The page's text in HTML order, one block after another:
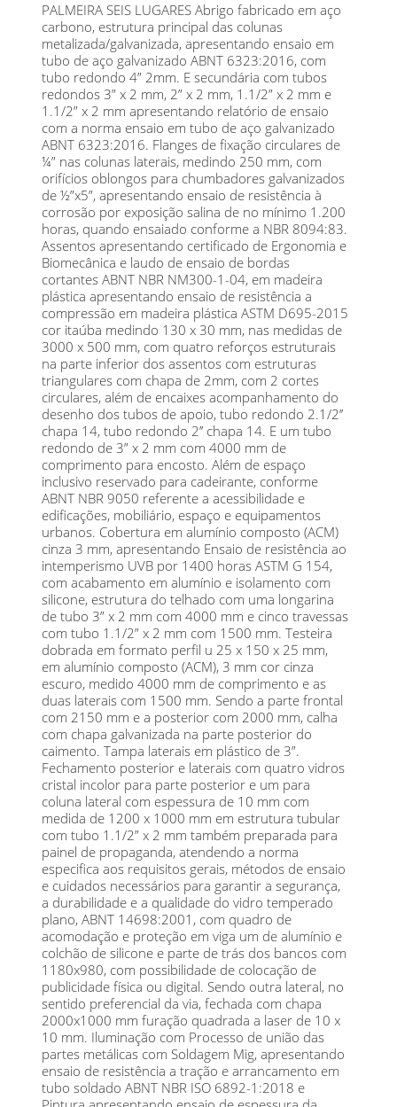
PALMEIRA SEIS LUGARES Abrigo fabricado em aço
carbono, estrutura principal das colunas
metalizada/galvanizada, apresentando ensaio em
tubo de aço galvanizado ABNT 6323:2016, com
tubo redondo 4” 2mm. E secundária com tubos
redondos 3” x 2 mm, 2” x 2 mm, 1.1/2” x 2 mm e
1.1/2” x 2 mm apresentando relatório de ensaio
com a norma ensaio em tubo de aço galvanizado
ABNT 6323:2016. Flanges de fixação circulares de
¼” nas colunas laterais, medindo 250 mm, com
orifícios oblongos para chumbadores galvanizados
de ½”x5”, apresentando ensaio de resistência à
corrosão por exposição salina de no mínimo 1.200
horas, quando ensaiado conforme a NBR 8094:83.
Assentos apresentando certificado de Ergonomia e
Biomecânica e laudo de ensaio de bordas
cortantes ABNT NBR NM300-1-04, em madeira
plástica apresentando ensaio de resistência a
compressão em madeira plástica ASTM D695-2015
cor itaúba medindo 130 x 30 mm, nas medidas de
3000 x 500 mm, com quatro reforços estruturais
na parte inferior dos assentos com estruturas
triangulares com chapa de 2mm, com 2 cortes
circulares, além de encaixes acompanhamento do
desenho dos tubos de apoio, tubo redondo 2.1/2’’
chapa 14, tubo redondo 2’’ chapa 14. E um tubo
redondo de 3” x 2 mm com 4000 mm de
comprimento para encosto. Além de espaço
inclusivo reservado para cadeirante, conforme
ABNT NBR 9050 referente a acessibilidade e
edificações, mobiliário, espaço e equipamentos
urbanos. Cobertura em alumínio composto (ACM)
cinza 3 mm, apresentando Ensaio de resistência ao
intemperismo UVB por 1400 horas ASTM G 154,
com acabamento em alumínio e isolamento com
silicone, estrutura do telhado com uma longarina
de tubo 3” x 2 mm com 4000 mm e cinco travessas
com tubo 1.1/2” x 2 mm com 1500 mm. Testeira
dobrada em formato perfil u 25 x 150 x 25 mm,
em alumínio composto (ACM), 3 mm cor cinza
escuro, medido 4000 mm de comprimento e as
duas laterais com 1500 mm. Sendo a parte frontal
com 2150 mm e a posterior com 2000 mm, calha
com chapa galvanizada na parte posterior do
caimento. Tampa laterais em plástico de 3”.
Fechamento posterior e laterais com quatro vidros
cristal incolor para parte posterior e um para
coluna lateral com espessura de 10 mm com
medida de 1200 x 1000 mm em estrutura tubular
com tubo 1.1/2” x 2 mm também preparada para
painel de propaganda, atendendo a norma
especifica aos requisitos gerais, métodos de ensaio
e cuidados necessários para garantir a segurança,
a durabilidade e a qualidade do vidro temperado
plano, ABNT 14698:2001, com quadro de
acomodação e proteção em viga um de alumínio e
colchão de silicone e parte de trás dos bancos com
1180x980, com possibilidade de colocação de
publicidade física ou digital. Sendo outra lateral, no
sentido preferencial da via, fechada com chapa
2000x1000 mm furação quadrada a laser de 10 x
10 mm. Iluminação com Processo de união das
partes metálicas com Soldagem Mig, apresentando
ensaio de resistência a tração e arrancamento em
tubo soldado ABNT NBR ISO 6892-1:2018 e